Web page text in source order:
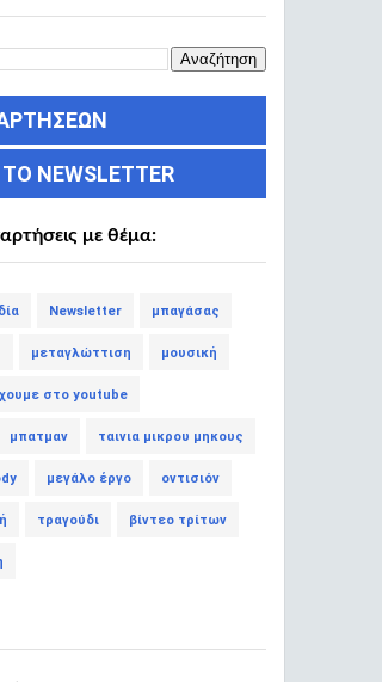
TO NEWSLETTER
με θέμα:
Newsletter μπαγάσας
μεταγλώττιση μουσική
στο youtube
μπατμαν ταινια μικρου μηκους
μεγάλο έργο οντισιόν
τραγούδι βίντεο τρίτων